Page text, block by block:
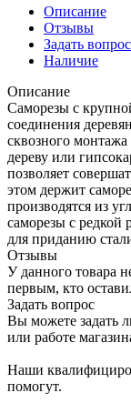
Описание
Отзывы
Задать вопрос
Наличие
Описание
Саморезы с
соединения
сквозного
дереву или
позволяет
этом держит
производятся из
саморезы с редкой
для приданию
Отзывы
У данного товара
первым, кто
Задать вопрос
Вы можете задать
или работе
Наши
помогут.